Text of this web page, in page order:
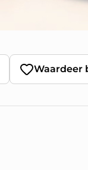
Waardeer